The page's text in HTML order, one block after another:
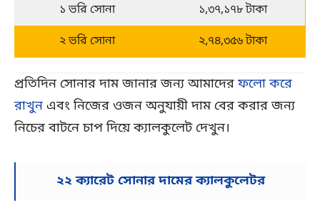
১ ভরি সোনা
১,৩৭,১৭৮ টাকা
২ ভরি সোনা
২,৭৪,৩৫৬ টাকা
প্রতিদিন সোনার দাম জানার জন্য আমাদেরফলো করে
রাখুন এবং নিজের ওজন অনুযায়ী দাম বের করার জন্য
নিচের বাটনে চাপ দিয়ে ক্যালকুলেট দেখুন।
২২ ক্যারেট সোনার দামের ক্যালকুলেটর